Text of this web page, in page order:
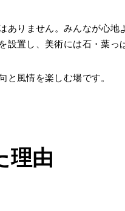
ありません。みんなが心
設置し、美術には石・葉っ
風情を楽しむ場です。
理由